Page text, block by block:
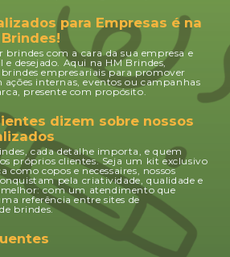
para Empresas é na
brindes com a cara da sua empresa e
desejado. Aqui na HM Brindes,
empresariais para promover
ações internas, eventos ou campanhas
presente com propósito.
dizem sobre nossos
cada detalhe importa, e quem
próprios clientes. Seja um kit exclusivo
copos e necessaires, nossos
pela criatividade, qualidade e
com um atendimento que
referência entre sites de
brindes.